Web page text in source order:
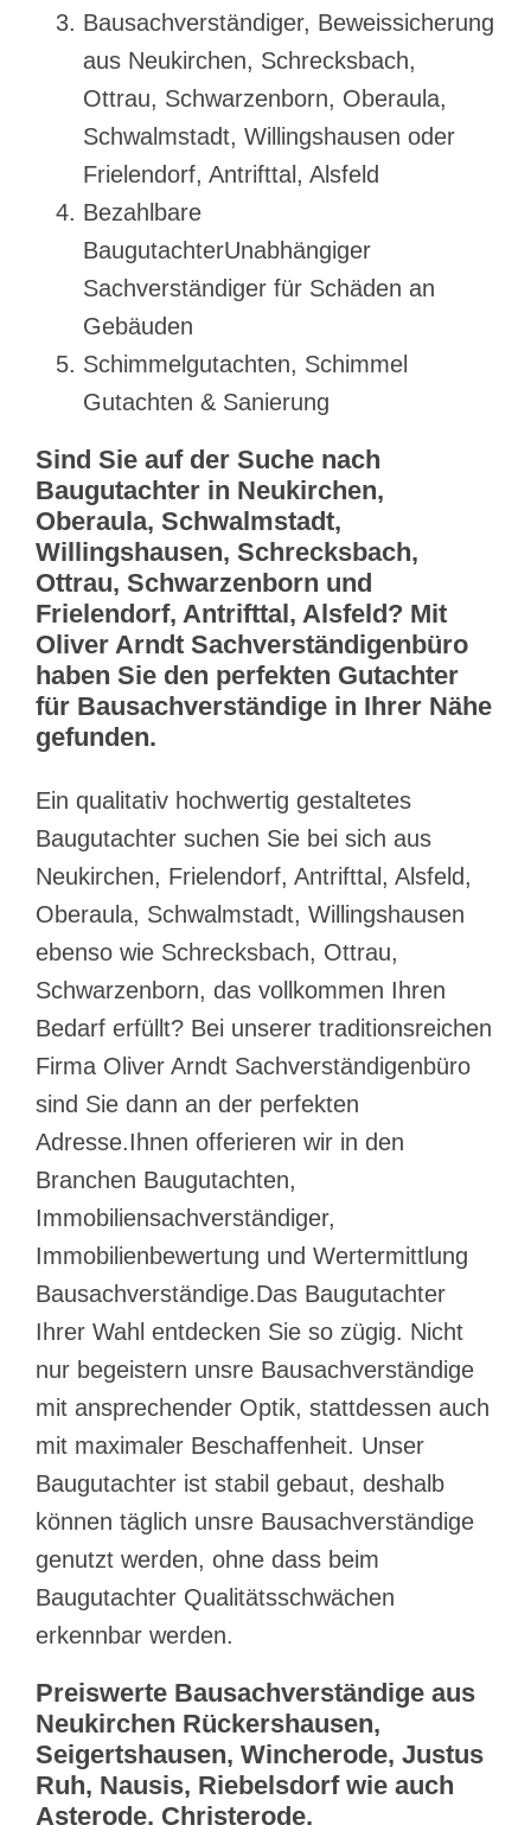
Bausachverständiger, Beweissicherung
aus Neukirchen, Schrecksbach,
Ottrau, Schwarzenborn, Oberaula,
Schwalmstadt, Willingshausen oder
Frielendorf, Antrifttal, Alsfeld
Bezahlbare
BaugutachterUnabhängiger
Sachverständiger für Schäden an
Gebäuden
Schimmelgutachten, Schimmel
Gutachten & Sanierung
Sind Sie auf der Suche nach
Baugutachter in Neukirchen,
Oberaula, Schwalmstadt,
Willingshausen, Schrecksbach,
Ottrau, Schwarzenborn und
Frielendorf, Antrifttal, Alsfeld? Mit
Oliver Arndt Sachverständigenbüro
haben Sie den perfekten Gutachter
für Bausachverständige in Ihrer Nähe
gefunden.
Ein qualitativ hochwertig gestaltetes
Baugutachter suchen Sie bei sich aus
Neukirchen, Frielendorf, Antrifttal, Alsfeld,
Oberaula, Schwalmstadt, Willingshausen
ebenso wie Schrecksbach, Ottrau,
Schwarzenborn, das vollkommen Ihren
Bedarf erfüllt? Bei unserer traditionsreichen
Firma Oliver Arndt Sachverständigenbüro
sind Sie dann an der perfekten
Adresse.Ihnen offerieren wir in den
Branchen Baugutachten,
Immobiliensachverständiger,
Immobilienbewertung und Wertermittlung
Bausachverständige.Das Baugutachter
Ihrer Wahl entdecken Sie so zügig. Nicht
nur begeistern unsre Bausachverständige
mit ansprechender Optik, stattdessen auch
mit maximaler Beschaffenheit. Unser
Baugutachter ist stabil gebaut, deshalb
können täglich unsre Bausachverständige
genutzt werden, ohne dass beim
Baugutachter Qualitätsschwächen
erkennbar werden.
Preiswerte Bausachverständige aus
Neukirchen Rückershausen,
Seigertshausen, Wincherode, Justus
Ruh, Nausis, Riebelsdorf wie auch
Asterode, Christerode,